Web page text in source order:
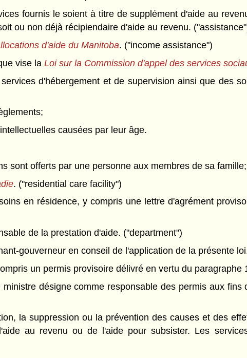
fournis le soient à titre de supplément d'aide au
ou non déjà récipiendaire d'aide au revenu.
d'aide du Manitoba. ("income assistance")
vise la Loi sur la Commission d'appel des services
d'hébergement et de supervision ainsi que des
causées par leur âge.
sont offerts par une personne aux membres de sa famille;
. ("residential care facility")
en résidence, y compris une lettre d'agrément
de la prestation d'aide. ("department")
gouverneur en conseil de l'application de la présente
un permis provisoire délivré en vertu du paragraphe
désigne comme responsable des permis aux fins
la suppression ou la prévention des causes et des
au revenu ou de l'aide pour subsister. Les